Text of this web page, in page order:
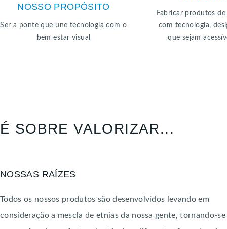
NOSSO PROPÓSITO
NOSSO PROPÓSITO
Ser a ponte que une tecnologia com o
bem estar visual
NOSSA
Fabricar produtos
com tecnologia,
que sejam
É SOBRE VALORIZAR...
NOSSAS RAÍZES
Todos os nossos produtos são desenvolvidos levando em
consideração a mescla de etnias da nossa gente, tornando-se